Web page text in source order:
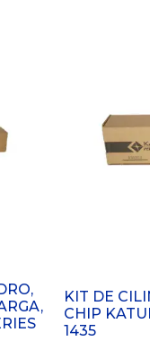
KIT DE
CHIP
1435